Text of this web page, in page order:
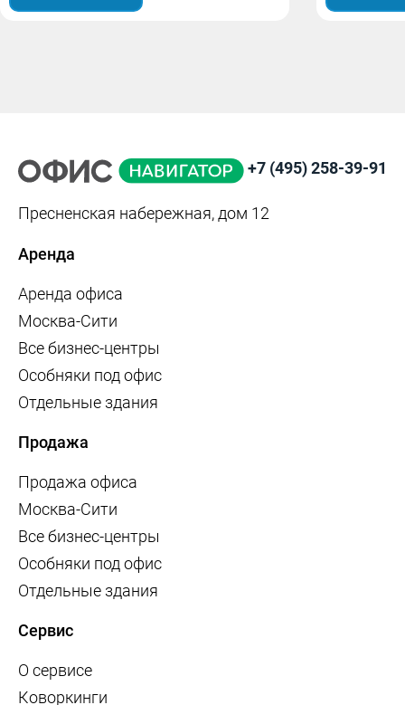
+7 (495) 258-39-91
Пресненская набережная, дом 12
Аренда
Аренда офиса
Москва-Сити
Все бизнес-центры
Особняки под офис
Отдельные здания
Продажа
Продажа офиса
Москва-Сити
Все бизнес-центры
Особняки под офис
Отдельные здания
Сервис
О сервисе
Коворкинги